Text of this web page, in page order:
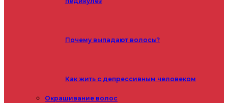
Почему выпадают волосы?
Как жить с депрессивным человеком
Окрашивание волос